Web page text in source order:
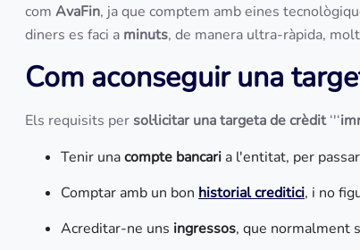
com AvaFin, ja que comptem amb eines
diners es faci a minuts, de manera ultra-ràpida, molt
Com aconseguir una
Els requisits persol·licitar una targeta de crèdit‘'‘
Tenir unacompte bancari a l'entitat, per
Comptar amb un bon historial creditici, i no
Acreditar-ne uns ingressos, que normalment